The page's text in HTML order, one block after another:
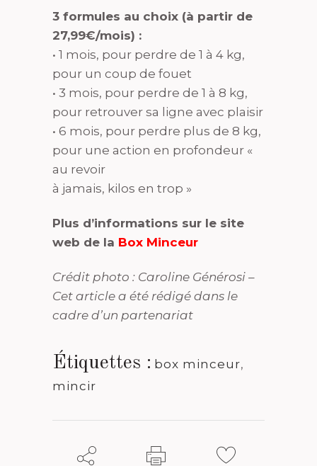
3 formules au choix (à partir de
27,99€/mois) :
• 1 mois, pour perdre de 1 à 4 kg,
pour un coup de fouet
• 3 mois, pour perdre de 1 à 8 kg,
pour retrouver sa ligne avec plaisir
• 6 mois, pour perdre plus de 8 kg,
pour une action en profondeur «
au revoir
à jamais, kilos en trop »
Plus d’informations sur le site
web de la Box Minceur
Crédit photo : Caroline Générosi –
Cet article a été rédigé dans le
cadre d’un partenariat
Étiquettes : box minceur,
mincir